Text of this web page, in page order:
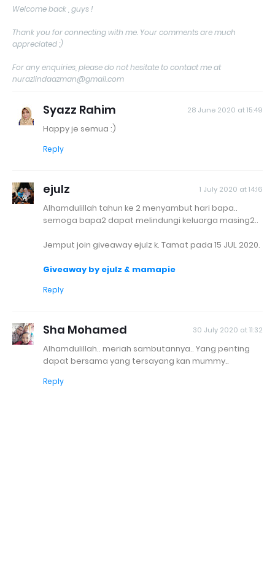
Welcome back , guys !
Thank you for connecting with me. Your comments are much
appreciated :)
For any enquiries, please do not hesitate to contact me at
nurazlindaazman@gmail.com
Syazz Rahim 28 June 2020 at 15:49
Happy je semua :)
Reply
ejulz 1 July 2020 at 14:16
Alhamdulillah tahun ke 2 menyambut hari bapa..
semoga bapa2 dapat melindungi keluarga masing2..
Jemput join giveaway ejulz k. Tamat pada 15 JUL 2020.
Giveaway by ejulz & mamapie
Reply
Sha Mohamed 30 July 2020 at 11:32
Alhamdulillah.. meriah sambutannya.. Yang penting
dapat bersama yang tersayang kan mummy..
Reply